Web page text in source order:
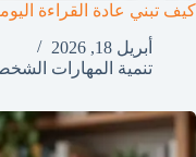
كيف تبني عادة القراءة
أبريل 18, 2026
تنمية المهارات